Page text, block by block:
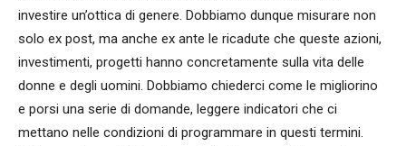
investire un’ottica di genere. Dobbiamo dunque misurare non
solo ex post, ma anche ex ante le ricadute che queste azioni,
investimenti, progetti hanno concretamente sulla vita delle
donne e degli uomini. Dobbiamo chiederci come le migliorino
e porsi una serie di domande, leggere indicatori che ci
mettano nelle condizioni di programmare in questi termini.